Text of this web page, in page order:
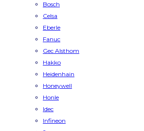
Bosch
Celsa
Eberle
Fanuc
Gec Alsthom
Hakko
Heidenhain
Honeywell
Honle
Idec
Infineon